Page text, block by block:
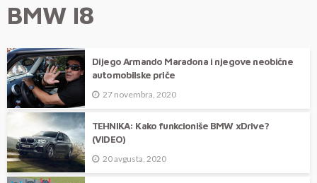
BMW I8
Dijego Armando Maradona i njegove neobične
automobilske priče
27 novembra, 2020
TEHNIKA: Kako funkcioniše BMW xDrive?
(VIDEO)
20 avgusta, 2020